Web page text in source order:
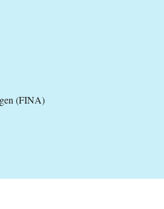
(FINA)